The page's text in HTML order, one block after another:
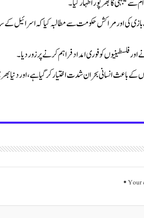
کی اور مراکش حکومت سے مطالبہ کیا کہ اسرائیل کے
فلسطینیوں کو فوری امداد فراہم کرنے پر زور دیا۔
باعث انسانی بحران شدت اختیار کر گیا ہے، اور دنیا
Your
*